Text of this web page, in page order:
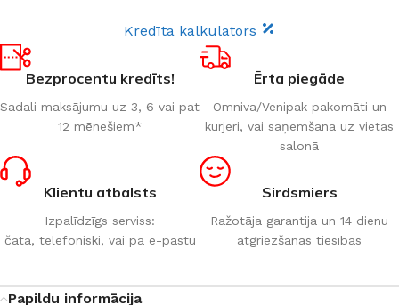
Kredīta kalkulators
Bezprocentu kredīts!
Sadali maksājumu uz 3, 6 vai pat
12 mēnešiem*
Ērta piegāde
Omniva/Venipak pakomāti un
kurjeri, vai saņemšana uz vietas
salonā
Klientu atbalsts
Izpalīdzīgs serviss:
čatā, telefoniski, vai pa e-pastu
Sirdsmiers
Ražotāja garantija un 14 dienu
atgriezšanas tiesības
Papildu informācija